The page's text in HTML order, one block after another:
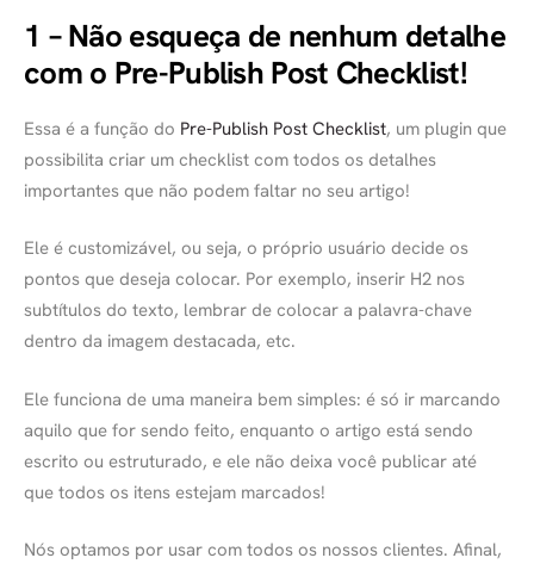
1 – Não esqueça de nenhum detalhe
com o Pre-Publish Post Checklist!
Essa é a função do Pre-Publish Post Checklist, um plugin que
possibilita criar um checklist com todos os detalhes
importantes que não podem faltar no seu artigo!
Ele é customizável, ou seja, o próprio usuário decide os
pontos que deseja colocar. Por exemplo, inserir H2 nos
subtítulos do texto, lembrar de colocar a palavra-chave
dentro da imagem destacada, etc.
Ele funciona de uma maneira bem simples: é só ir marcando
aquilo que for sendo feito, enquanto o artigo está sendo
escrito ou estruturado, e ele não deixa você publicar até
que todos os itens estejam marcados!
Nós optamos por usar com todos os nossos clientes. Afinal,